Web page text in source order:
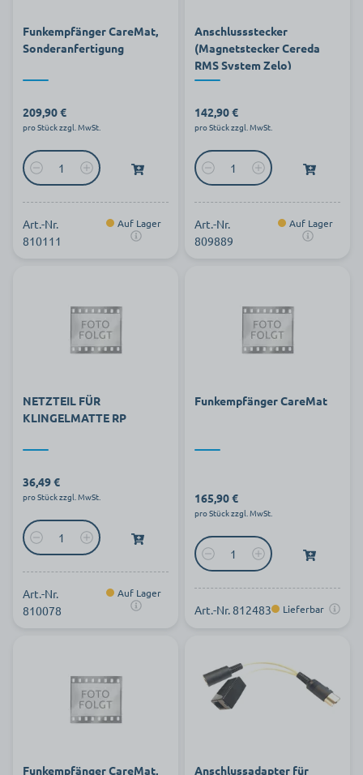
Funkempfänger CareMat,
Sonderanfertigung
209,90 €
pro Stück zzgl. MwSt.
Art.-Nr.
810111
Auf Lager
Anschlussstecker
(Magnetstecker Cereda
RMS System Zelo)
142,90 €
pro Stück zzgl. MwSt.
Art.-Nr.
809889
Auf Lager
NETZTEIL FÜR
KLINGELMATTE RP
36,49 €
pro Stück zzgl. MwSt.
Art.-Nr.
810078
Auf Lager
Funkempfänger CareMat
165,90 €
pro Stück zzgl. MwSt.
Art.-Nr. 812483 Lieferbar
Funkempfänger CareMat, Anschlussadapter für